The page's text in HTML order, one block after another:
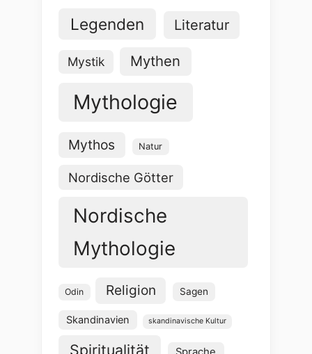
Legenden Literatur
Mystik Mythen
Mythologie
Mythos Natur
Nordische Götter
Nordische
Mythologie
Odin Religion Sagen
Skandinavien skandinavische Kultur
Spiritualität